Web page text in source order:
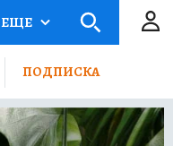
ЕЩЕ
ПОДПИСКА